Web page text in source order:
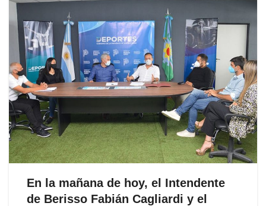
En la mañana de hoy, el Intendente
de Berisso Fabián Cagliardi y el